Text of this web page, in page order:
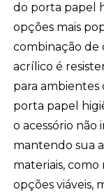
do porta papel
opções mais
combinação de
acrílico é
para ambientes
porta papel
o acessório
mantendo sua
materiais,
opções viáveis,